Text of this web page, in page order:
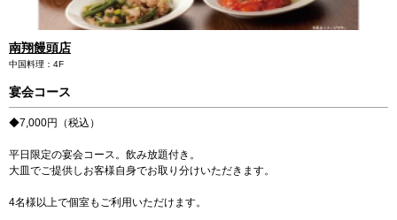
広報ブログ
イベント情報、ショップ最新情報を中心に様々な角度
からミッドランドを綴ってまいります。
ビル・コンセプト
展示アート
銀行・証券・ATM 旅行代理店
エレベーター・エスカレーター
ランク別サービス内容
ご登録手順
お問い合わせ
総合インフォメーション
取材・プレスリリース
店舗スタッフ募集
その他お問い合わせ一覧
よくあるご質問
日本語
南翔饅頭店
中国料理：4F
宴会コース
◆7,000円（税込）
平日限定の宴会コース。飲み放題付き。
大皿でご提供しお客様自身でお取り分けいただきます。
4名様以上で個室もご利用いただけます。